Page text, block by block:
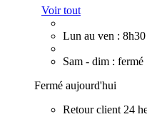
Voir tout
Lun au ven :
Sam - dim : fermé
Fermé aujourd'hui
Retour client 24